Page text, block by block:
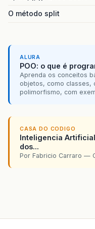
O método split
ALURA
POO: o que é
Aprenda os conceitos
objetos, como classes,
polimorfismo, com
CASA DO CODIGO
Inteligencia
dos...
Por Fabricio Carraro —